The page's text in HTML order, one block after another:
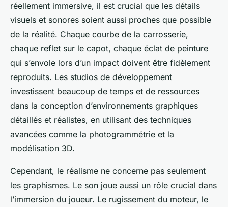
réellement immersive, il est crucial que les détails
visuels et sonores soient aussi proches que possible
de la réalité. Chaque courbe de la carrosserie,
chaque reflet sur le capot, chaque éclat de peinture
qui s’envole lors d’un impact doivent être fidèlement
reproduits. Les studios de développement
investissent beaucoup de temps et de ressources
dans la conception d’environnements graphiques
détaillés et réalistes, en utilisant des techniques
avancées comme la photogrammétrie et la
modélisation 3D.
Cependant, le réalisme ne concerne pas seulement
les graphismes. Le son joue aussi un rôle crucial dans
l’immersion du joueur. Le rugissement du moteur, le